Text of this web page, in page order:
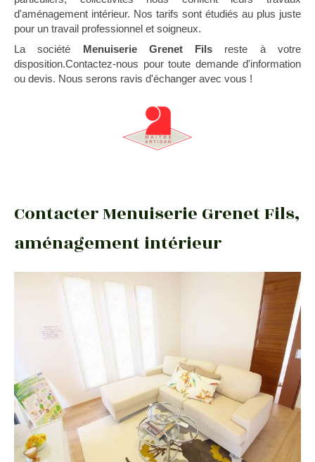
d'aménagement intérieur. Nos tarifs sont étudiés au plus juste
pour un travail professionnel et soigneux.
La société Menuiserie Grenet Fils reste à votre
disposition.Contactez-nous pour toute demande d'information
ou devis. Nous serons ravis d'échanger avec vous !
Contacter Menuiserie Grenet Fils,
aménagement intérieur